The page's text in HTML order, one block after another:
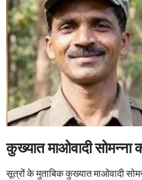
कुख्यात माओवादी सोमन्ना
सूत्रों के मुताबिक कुख्यात माओवादी